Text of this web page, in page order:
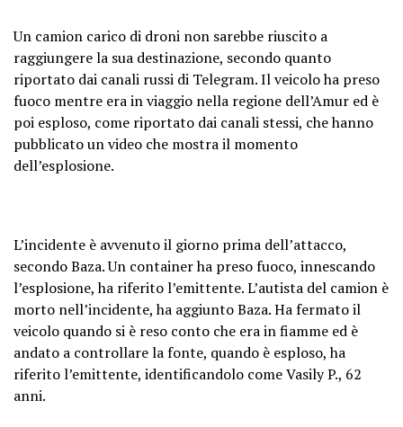
Un camion carico di droni non sarebbe riuscito a
raggiungere la sua destinazione, secondo quanto
riportato dai canali russi di Telegram. Il veicolo ha preso
fuoco mentre era in viaggio nella regione dell’Amur ed è
poi esploso, come riportato dai canali stessi, che hanno
pubblicato un video che mostra il momento
dell’esplosione.
L’incidente è avvenuto il giorno prima dell’attacco,
secondo Baza. Un container ha preso fuoco, innescando
l’esplosione, ha riferito l’emittente. L’autista del camion è
morto nell’incidente, ha aggiunto Baza. Ha fermato il
veicolo quando si è reso conto che era in fiamme ed è
andato a controllare la fonte, quando è esploso, ha
riferito l’emittente, identificandolo come Vasily P., 62
anni.